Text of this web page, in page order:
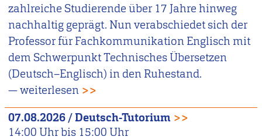
zahlreiche Studierende über 17 Jahre hinweg
nachhaltig geprägt. Nun verabschiedet sich der
Professor für Fachkommunikation Englisch mit
dem Schwerpunkt Technisches Übersetzen
(Deutsch–Englisch) in den Ruhestand.
— weiterlesen >>
07.08.2026/Deutsch-Tutorium >>
14:00 Uhr bis 15:00 Uhr